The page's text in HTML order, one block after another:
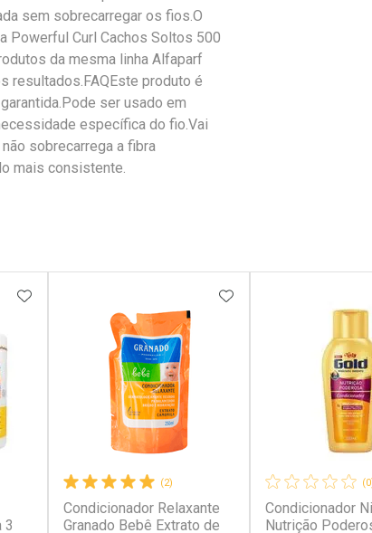
sem sobrecarregar os fios.O
Powerful Curl Cachos Soltos 500
da mesma linha Alfaparf
resultados.FAQEste produto é
ser usado em
específica do fio.Vai
sobrecarrega a fibra
mais consistente.
3
ADICIONAR AOS FAVORITOS
(2)
Condicionador Relaxante
Granado Bebê Extrato de
ADICIONAR AOS
Condicionador
Nutrição